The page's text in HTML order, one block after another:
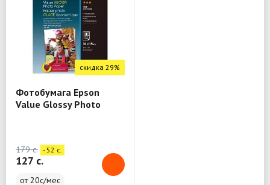
скидка 29%
Фотобумага Epson
Value Glossy Photo
179 c. - 52 c.
127 c.
от 20с/мес